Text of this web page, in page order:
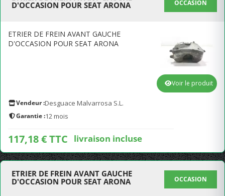
D'OCCASION POUR SEAT ARONA
OCCASION
ETRIER DE FREIN AVANT GAUCHE
D'OCCASION POUR SEAT ARONA
Vendeur :Desguace Malvarrosa S.L.
Garantie :12 mois
117,18 € TTC livraison incluse
Voir le produit
ETRIER DE FREIN AVANT GAUCHE
D'OCCASION POUR SEAT ARONA
OCCASION